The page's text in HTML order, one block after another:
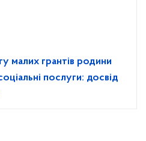
малих грантів родини
послуги: досвід